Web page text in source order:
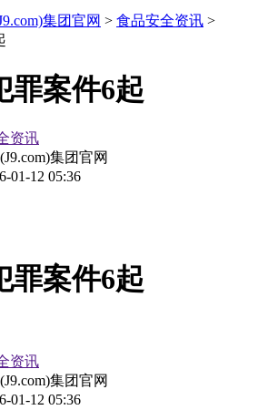
集团官网 > 食品安全资讯 >
罪案件6起
资讯
集团官网
01-12 05:36
罪案件6起
资讯
集团官网
01-12 05:36